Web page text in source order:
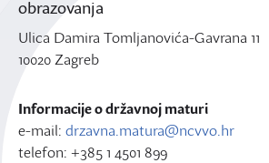
obrazovanja
Ulica Damira Tomljanovića-Gavrana 11
10020 Zagreb
Informacije o državnoj maturi
e-mail: drzavna.matura@ncvvo.hr
telefon: +385 1 4501 899